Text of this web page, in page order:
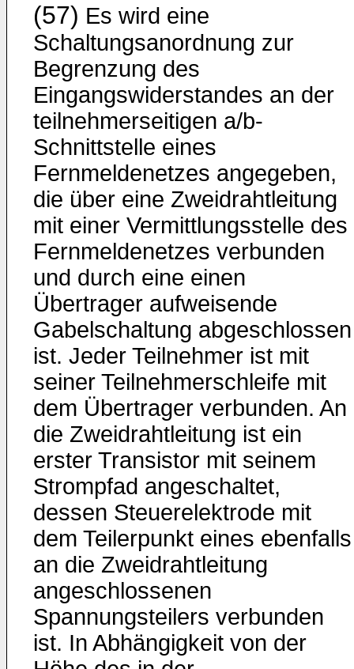
(57) Es wird eine
Schaltungsanordnung zur
Begrenzung des
Eingangswiderstandes an der
teilnehmerseitigen a/b-
Schnittstelle eines
Fernmeldenetzes angegeben,
die über eine Zweidrahtleitung
mit einer Vermittlungsstelle des
Fernmeldenetzes verbunden
und durch eine einen
Übertrager aufweisende
Gabelschaltung abgeschlossen
ist. Jeder Teilnehmer ist mit
seiner Teilnehmerschleife mit
dem Übertrager verbunden. An
die Zweidrahtleitung ist ein
erster Transistor mit seinem
Strompfad angeschaltet,
dessen Steuerelektrode mit
dem Teilerpunkt eines ebenfalls
an die Zweidrahtleitung
angeschlossenen
Spannungsteilers verbunden
ist. In Abhängigkeit von der